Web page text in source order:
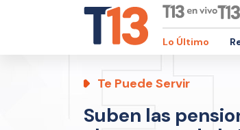
Lo Último
Te Puede Servir
Suben las